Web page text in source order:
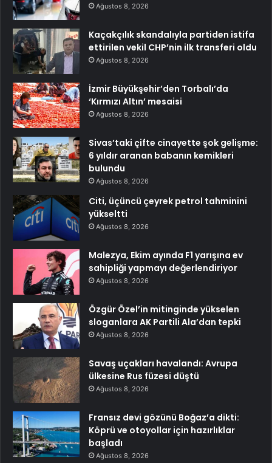
Ağustos 8, 2026
Kaçakçılık skandalıyla partiden istifa
ettirilen vekil CHP’nin ilk transferi oldu
Ağustos 8, 2026
İzmir Büyükşehir’den Torbalı’da
‘Kırmızı Altın’ mesaisi
Ağustos 8, 2026
Sivas’taki çifte cinayette şok gelişme:
6 yıldır aranan babanın kemikleri
bulundu
Ağustos 8, 2026
Citi, üçüncü çeyrek petrol tahminini
yükseltti
Ağustos 8, 2026
Malezya, Ekim ayında F1 yarışına ev
sahipliği yapmayı değerlendiriyor
Ağustos 8, 2026
Özgür Özel’in mitinginde yükselen
sloganlara AK Partili Ala’dan tepki
Ağustos 8, 2026
Savaş uçakları havalandı: Avrupa
ülkesine Rus füzesi düştü
Ağustos 8, 2026
Fransız devi gözünü Boğaz’a dikti:
Köprü ve otoyollar için hazırlıklar
başladı
Ağustos 8, 2026